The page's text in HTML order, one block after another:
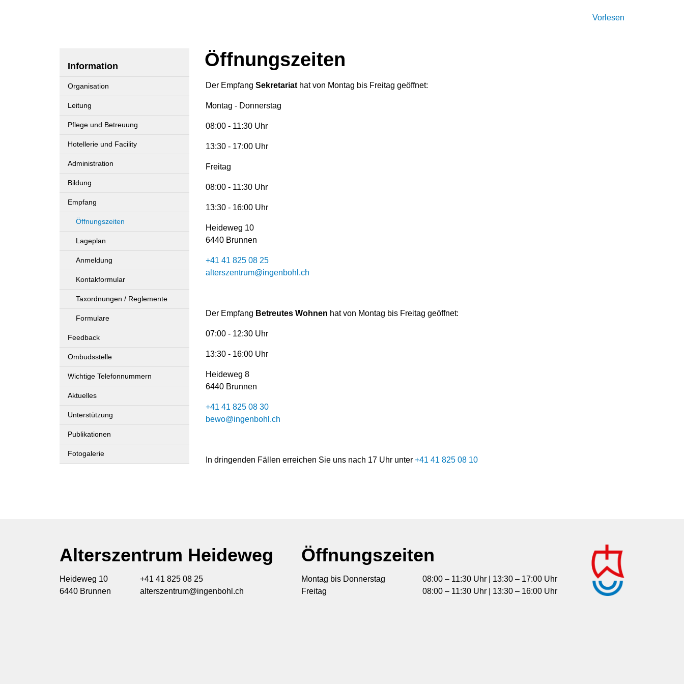
Vorlesen
Information
Organisation
Leitung
Pflege und Betreuung
Hotellerie und Facility
Administration
Bildung
Empfang
Öffnungszeiten
Lageplan
Anmeldung
Kontakformular
Taxordnungen / Reglemente
Formulare
Feedback
Ombudsstelle
Wichtige Telefonnummern
Aktuelles
Unterstützung
Publikationen
Fotogalerie
Öffnungszeiten
Der Empfang Sekretariat hat von Montag bis Freitag geöffnet:
Montag - Donnerstag
08:00 - 11:30 Uhr
13:30 - 17:00 Uhr
Freitag
08:00 - 11:30 Uhr
13:30 - 16:00 Uhr
Heideweg 10
6440 Brunnen
+41 41 825 08 25
alterszentrum@ingenbohl.ch
Der Empfang Betreutes Wohnen hat von Montag bis Freitag geöffnet:
07:00 - 12:30 Uhr
13:30 - 16:00 Uhr
Heideweg 8
6440 Brunnen
+41 41 825 08 30
bewo@ingenbohl.ch
In dringenden Fällen erreichen Sie uns nach 17 Uhr unter +41 41 825 08 10
Alterszentrum Heideweg
Heideweg 10
6440 Brunnen
+41 41 825 08 25
alterszentrum@ingenbohl.ch
Öffnungszeiten
Montag bis Donnerstag
08:00 – 11:30 Uhr | 13:30 – 17:00 Uhr
Freitag
08:00 – 11:30 Uhr | 13:30 – 16:00 Uhr